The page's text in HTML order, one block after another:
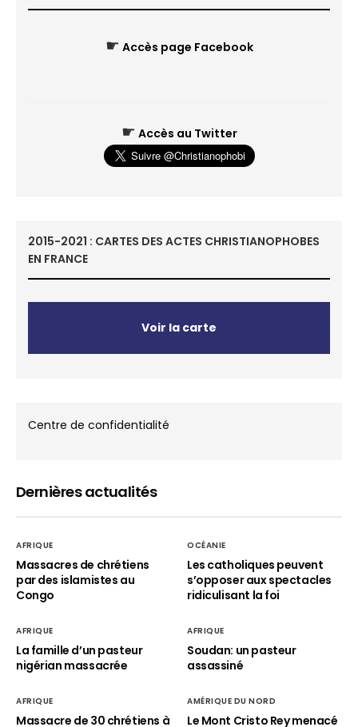
☛ Accès page Facebook
☛ Accès au Twitter
2015-2021 : CARTES DES ACTES CHRISTIANOPHOBES
EN FRANCE
Voir la carte
Centre de confidentialité
Dernières actualités
AFRIQUE
Massacres de chrétiens
par des islamistes au
Congo
OCÉANIE
Les catholiques peuvent
s’opposer aux spectacles
ridiculisant la foi
AFRIQUE
La famille d’un pasteur
nigérian massacrée
AFRIQUE
Soudan: un pasteur
assassiné
AFRIQUE
Massacre de 30 chrétiens à
AMÉRIQUE DU NORD
Le Mont Cristo Rey menacé